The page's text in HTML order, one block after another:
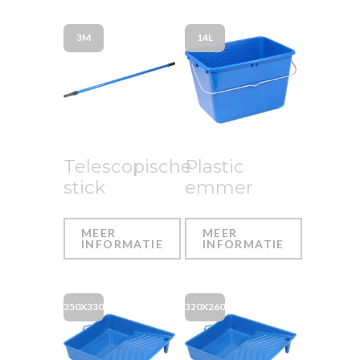
Telescopische
stick
3M
MEER
INFORMATIE
Plastic
emmer
14L
MEER
INFORMATIE
350X330 320X260